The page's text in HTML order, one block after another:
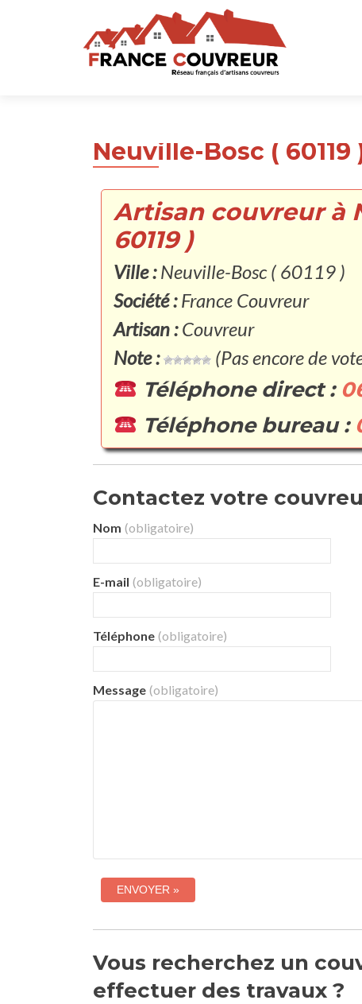
Neuville-Bosc ( 60119
Artisan couvreur à
60119 )
Ville :Neuville-Bosc ( 60119 )
Société :France Couvreur
Artisan :Couvreur
Note :
(Pas encore de
Téléphone direct :
Téléphone bureau :
Contactez votre
Nom (obligatoire)
E-mail (obligatoire)
Téléphone (obligatoire)
Message (obligatoire)
Vous recherchez un
effectuer des travaux ?